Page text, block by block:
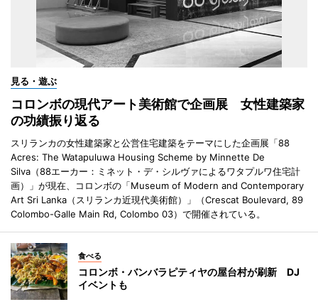
見る・遊ぶ
コロンボの現代アート美術館で企画展 女性建築家
の功績振り返る
スリランカの女性建築家と公営住宅建築をテーマにした企画展「88
Acres: The Watapuluwa Housing Scheme by Minnette De
Silva（88エーカー：ミネット・デ・シルヴァによるワタプルワ住宅計
画）」が現在、コロンボの「Museum of Modern and Contemporary
Art Sri Lanka（スリランカ近現代美術館）」（Crescat Boulevard, 89
Colombo-Galle Main Rd, Colombo 03）で開催されている。
食べる
コロンボ・バンバラピティヤの屋台村が刷新 DJ
イベントも